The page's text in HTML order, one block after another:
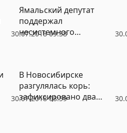
30.07.2018 09:38
Ямальский депутат
поддержал
несистемного
30.07.2018 08:59
В Новосибирске
разгулялась корь:
зафиксировано два